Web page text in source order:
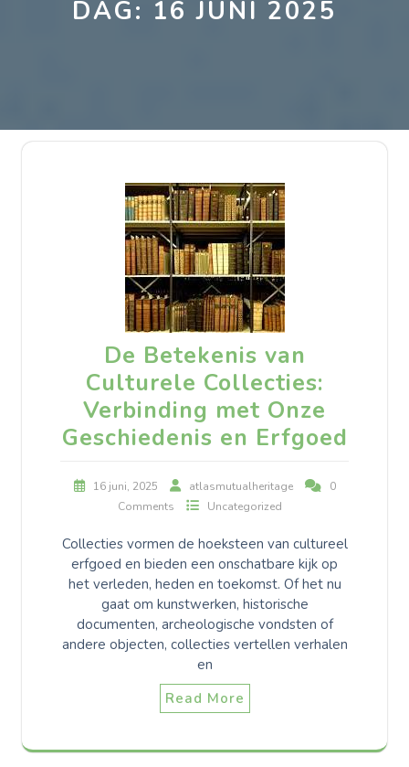
DAG: 16 JUNI 2025
De Betekenis van
Culturele Collecties:
Verbinding met Onze
Geschiedenis en Erfgoed
16 juni, 2025 atlasmutualheritage
0
Comments
Uncategorized
Collecties vormen de hoeksteen van cultureel
erfgoed en bieden een onschatbare kijk op
het verleden, heden en toekomst. Of het nu
gaat om kunstwerken, historische
documenten, archeologische vondsten of
andere objecten, collecties vertellen verhalen
en
Read More